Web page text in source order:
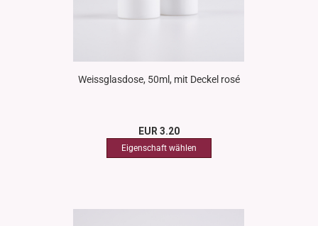
Weissglasdose, 50ml, mit Deckel rosé
EUR 3.20